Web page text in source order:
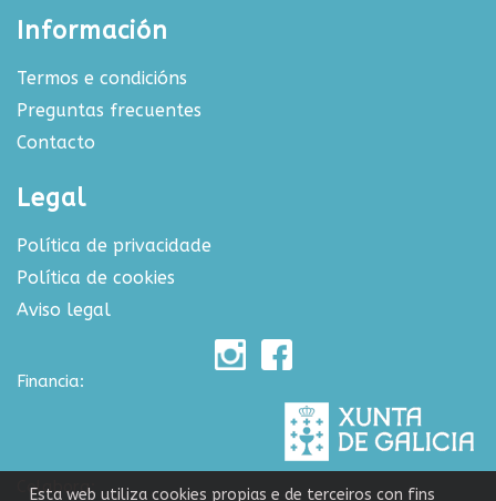
Información
Termos e condicións
Preguntas frecuentes
Contacto
Legal
Política de privacidade
Política de cookies
Aviso legal
Financia:
Colabora:
Esta web utiliza cookies propias e de terceiros con fins